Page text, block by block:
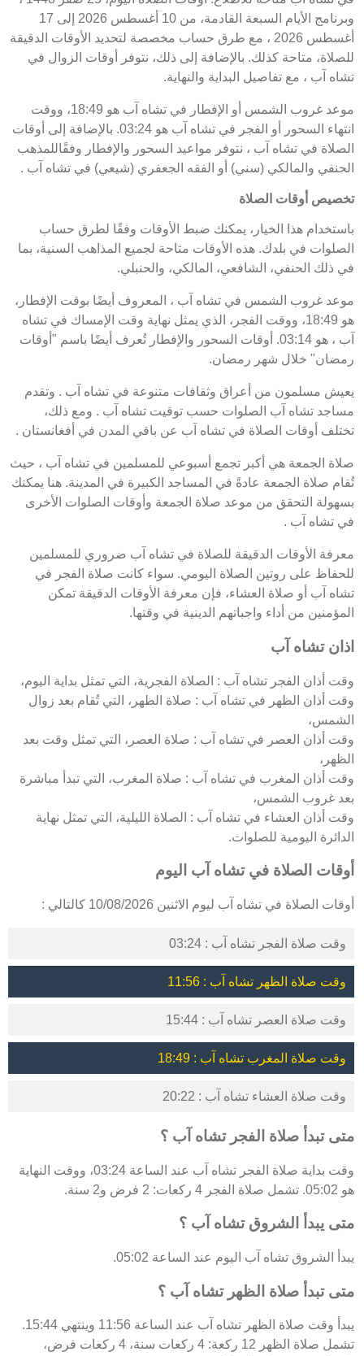
وبرنامج الأيام السبعة القادمة، من 10 أغسطس 2026 إلى 17
أغسطس 2026 ، مع طرق حساب مخصصة لتحديد الأوقات الدقيقة
للصلاة، متاحة كذلك. بالإضافة إلى ذلك، نتوفر أوقات الزوال في
تشاه آب ، مع تفاصيل البداية والنهاية.
موعد غروب الشمس أو الإفطار في تشاه آب هو 18:49، ووقت
انتهاء السحور أو الفجر في تشاه آب هو 03:24. بالإضافة إلى أوقات
الصلاة في تشاه آب ، نتوفر مواعيد السحور والإفطار وفقًاللمذهب
الحنفي والمالكي (سني) أو الفقه الجعفري (شيعي) في تشاه آب .
تخصيص أوقات الصلاة
باستخدام هذا الخيار، يمكنك ضبط الأوقات وفقًا لطرق حساب
الصلوات في بلدك. هذه الأوقات متاحة لجميع المذاهب السنية، بما
في ذلك الحنفي، الشافعي، المالكي، والحنبلي.
موعد غروب الشمس في تشاه آب ، المعروف أيضًا بوقت الإفطار،
هو 18:49، ووقت الفجر، الذي يمثل نهاية وقت الإمساك في تشاه
آب ، هو 03:14. أوقات السحور والإفطار تُعرف أيضًا باسم "أوقات
رمضان" خلال شهر رمضان.
يعيش مسلمون من أعراق وثقافات متنوعة في تشاه آب . وتقدم
مساجد تشاه آب الصلوات حسب توقيت تشاه آب . ومع ذلك،
تختلف أوقات الصلاة في تشاه آب عن باقي المدن في أفغانستان .
صلاة الجمعة هي أكبر تجمع أسبوعي للمسلمين في تشاه آب ، حيث
تُقام صلاة الجمعة عادةً في المساجد الكبيرة في المدينة. هنا يمكنك
بسهولة التحقق من موعد صلاة الجمعة وأوقات الصلوات الأخرى
في تشاه آب .
معرفة الأوقات الدقيقة للصلاة في تشاه آب ضروري للمسلمين
للحفاظ على روتين الصلاة اليومي. سواء كانت صلاة الفجر في
تشاه آب أو صلاة العشاء، فإن معرفة الأوقات الدقيقة تمكن
المؤمنين من أداء واجباتهم الدينية في وقتها.
اذان تشاه آب
وقت أذان الفجر تشاه آب : الصلاة الفجرية، التي تمثل بداية اليوم،
وقت أذان الظهر في تشاه آب : صلاة الظهر، التي تُقام بعد زوال
الشمس،
وقت أذان العصر في تشاه آب : صلاة العصر، التي تمثل وقت بعد
الظهر،
وقت أذان المغرب في تشاه آب : صلاة المغرب، التي تبدأ مباشرة
بعد غروب الشمس،
وقت أذان العشاء في تشاه آب : الصلاة الليلية، التي تمثل نهاية
الدائرة اليومية للصلوات.
أوقات الصلاة في تشاه آب اليوم
أوقات الصلاة في تشاه آب ليوم الاثنين 10/08/2026 كالتالي :
وقت صلاة الفجر تشاه آب : 03:24
وقت صلاة الظهر تشاه آب : 11:56
وقت صلاة العصر تشاه آب : 15:44
وقت صلاة المغرب تشاه آب : 18:49
وقت صلاة العشاء تشاه آب : 20:22
متى تبدأ صلاة الفجر تشاه آب ؟
وقت بداية صلاة الفجر تشاه آب عند الساعة 03:24، ووقت النهاية
هو 05:02. تشمل صلاة الفجر 4 ركعات: 2 فرض و2 سنة.
متى يبدأ الشروق تشاه آب ؟
يبدأ الشروق تشاه آب اليوم عند الساعة 05:02.
متى تبدأ صلاة الظهر تشاه آب ؟
يبدأ وقت صلاة الظهر تشاه آب عند الساعة 11:56 وينتهي 15:44.
تشمل صلاة الظهر 12 ركعة: 4 ركعات سنة، 4 ركعات فرض،